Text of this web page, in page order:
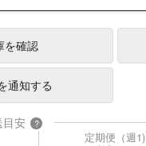
を確認
通知する
目安 ?
定期便（週1)